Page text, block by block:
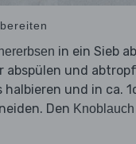
in ein Sieb
abspülen und
halbieren und in ca.
Den Knoblauch